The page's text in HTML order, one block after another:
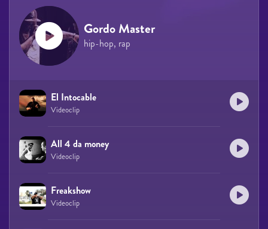
Gordo Master
hip-hop, rap
El Intocable
Videoclip
All 4 da money
Videoclip
Freakshow
Videoclip